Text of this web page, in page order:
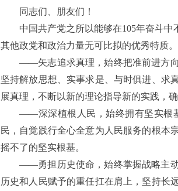
同志们、朋友们！
中国共产党之所以能够在105年奋斗中
其他政党和政治力量无可比拟的优秀特质。
——矢志追求真理，始终把准前进方向
坚持解放思想、实事求是、与时俱进、求
展真理，不断以新的理论指导新的实践，
——深深植根人民，始终拥有坚实根
民，自觉践行全心全意为人民服务的根本
摇不了的坚实根基。
——勇担历史使命，始终掌握战略主
历史和人民赋予的重任扛在肩上，坚持长